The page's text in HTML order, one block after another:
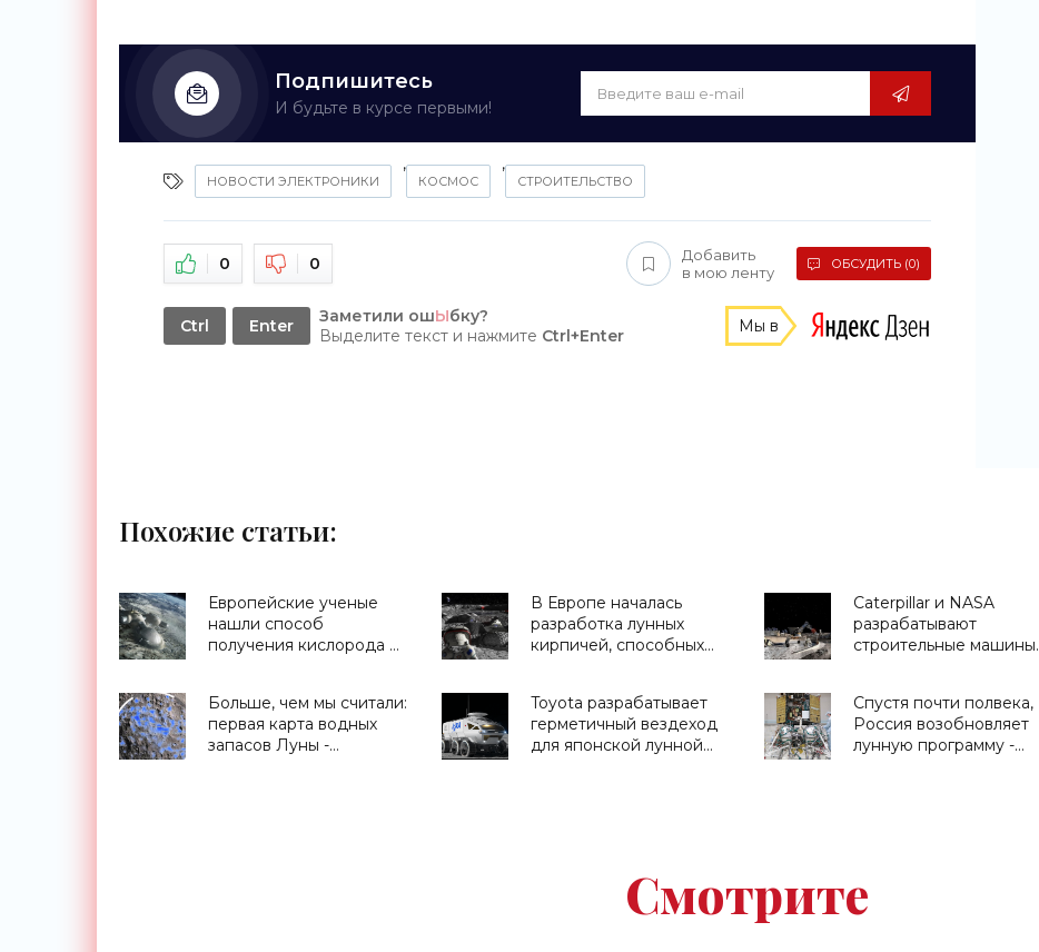
Подпишитесь
И будьте в курсе первыми!
НОВОСТИ ЭЛЕКТРОНИКИ
,
КОСМОС
,
СТРОИТЕЛЬСТВО
0 0
Добавить
в мою ленту
ОБСУДИТЬ (0)
Ctrl Enter Заметили ошЫбку?
Выделите текст и нажмите Ctrl+Enter Мы в
Похожие статьи:
Европейские ученые
нашли способ
получения кислорода из
В Европе началась
разработка лунных
кирпичей, способных
Caterpillar и NASA
разрабатывают
строительные машины
Больше, чем мы считали:
первая карта водных
запасов Луны -
Toyota разрабатывает
герметичный вездеход
для японской лунной
Спустя почти полвека,
Россия возобновляет
лунную программу -
Смотрите